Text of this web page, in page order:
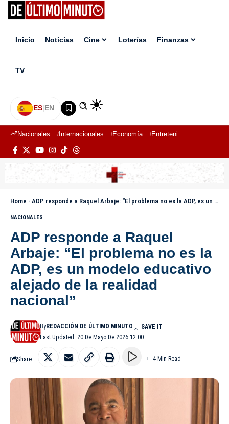
Inicio Noticias Cine Loterías Finanzas
TV
ES|EN
Nacionales Internacionales Economía Entretenimiento
Home - ADP responde a Raquel Arbaje: “El problema no es la ADP, es un modelo educativo alejado de la realidad nacional”
NACIONALES
ADP responde a Raquel
Arbaje: “El problema no es la
ADP, es un modelo educativo
alejado de la realidad
nacional”
Last Updated: 20 De Mayo De 2026 12:00
ByREDACCIÓN DE ÚLTIMO MINUTO
Share 4 Min Read